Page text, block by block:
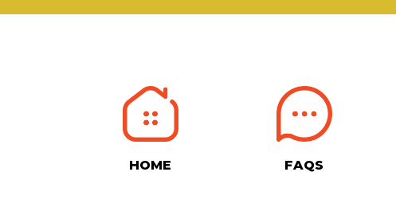
HOME FAQS